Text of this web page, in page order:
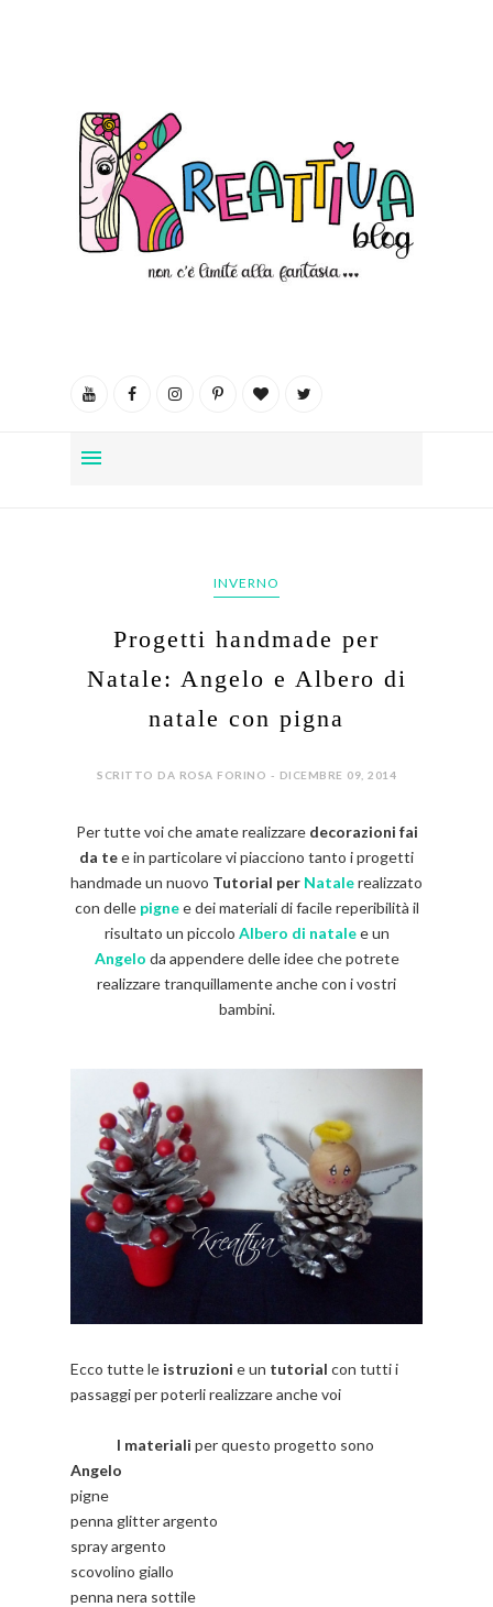
INVERNO
Progetti handmade per
Natale: Angelo e Albero di
natale con pigna
SCRITTO DA ROSA FORINO - DICEMBRE 09, 2014
Per tutte voi che amate realizzare decorazioni fai
da tee in particolare vi piacciono tanto i progetti
handmade un nuovo Tutorial per Natalerealizzato
con delle pigne e dei materiali di facile reperibilità il
risultato un piccolo Albero di natalee un
Angelo da appendere delle idee che potrete
realizzare tranquillamente anche con i vostri
bambini.
Ecco tutte le istruzioni e un tutorial con tutti i
passaggi per poterli realizzare anche voi
I materiali per questo progetto sono
Angelo
pigne
penna glitter argento
spray argento
scovolino giallo
penna nera sottile